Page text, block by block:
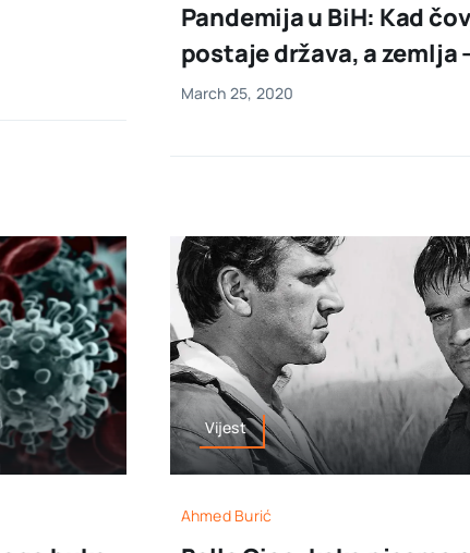
Pandemija u BiH: Kad
postaje država, a zemlja
March 25, 2020
Vijest
Ahmed Burić